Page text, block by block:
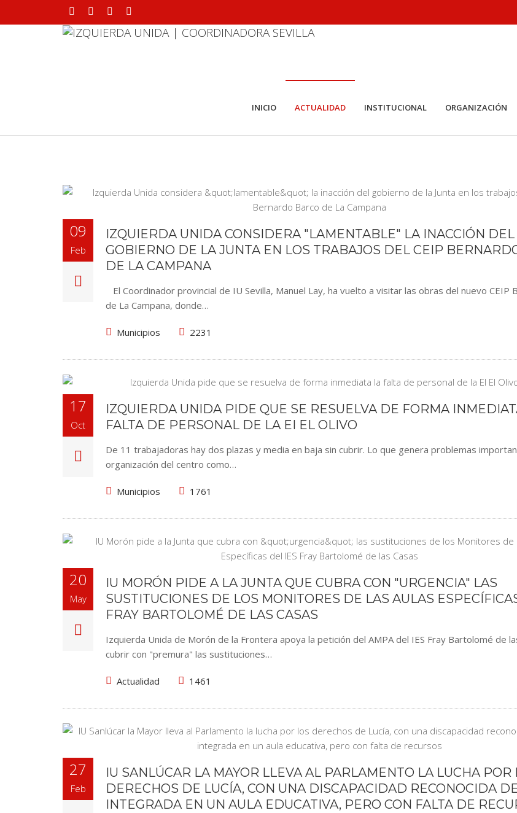
INICIO ACTUALIDAD INSTITUCIONAL ORGANIZACIÓN
09
Feb
IZQUIERDA UNIDA CONSIDERA "LAMENTABLE" LA INACCIÓN DEL
GOBIERNO DE LA JUNTA EN LOS TRABAJOS DEL CEIP
DE LA CAMPANA
El Coordinador provincial de IU Sevilla, Manuel Lay, ha vuelto a visitar las obras del nuevo CEIP
de La Campana, donde…
Municipios 2231
17
Oct
IZQUIERDA UNIDA PIDE QUE SE RESUELVA DE FORMA
FALTA DE PERSONAL DE LA EI EL OLIVO
De 11 trabajadoras hay dos plazas y media en baja sin cubrir. Lo que genera problemas
organización del centro como…
Municipios 1761
20
May
IU MORÓN PIDE A LA JUNTA QUE CUBRA CON "URGENCIA" LAS
SUSTITUCIONES DE LOS MONITORES DE LAS AULAS
FRAY BARTOLOMÉ DE LAS CASAS
Izquierda Unida de Morón de la Frontera apoya la petición del AMPA del IES Fray Bartolomé de
cubrir con "premura" las sustituciones…
Actualidad 1461
27
Feb
IU SANLÚCAR LA MAYOR LLEVA AL PARLAMENTO LA LUCHA POR
DERECHOS DE LUCÍA, CON UNA DISCAPACIDAD RECONOCIDA
INTEGRADA EN UN AULA EDUCATIVA, PERO CON FALTA DE